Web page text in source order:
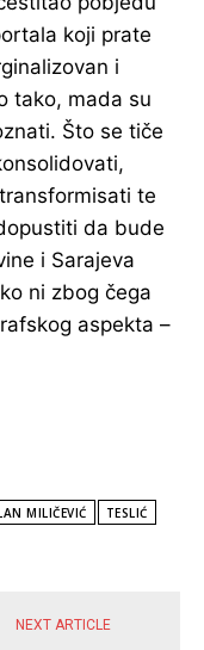
koji prate
i
tako, mada su
Što se tiče
te
da bude
i Sarajeva
ni zbog čega
aspekta –
MILIČEVIĆ TESLIĆ
NEXT ARTICLE